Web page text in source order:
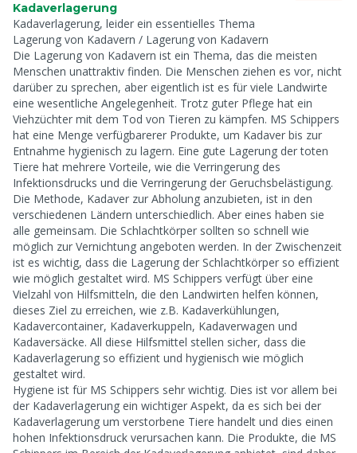
Kadaverlagerung
Kadaverlagerung, leider ein essentielles Thema
Lagerung von Kadavern / Lagerung von Kadavern
Die Lagerung von Kadavern ist ein Thema, das die meisten
Menschen unattraktiv finden. Die Menschen ziehen es vor, nicht
darüber zu sprechen, aber eigentlich ist es für viele Landwirte
eine wesentliche Angelegenheit. Trotz guter Pflege hat ein
Viehzüchter mit dem Tod von Tieren zu kämpfen. MS Schippers
hat eine Menge verfügbarerer Produkte, um Kadaver bis zur
Entnahme hygienisch zu lagern. Eine gute Lagerung der toten
Tiere hat mehrere Vorteile, wie die Verringerung des
Infektionsdrucks und die Verringerung der Geruchsbelästigung.
Die Methode, Kadaver zur Abholung anzubieten, ist in den
verschiedenen Ländern unterschiedlich. Aber eines haben sie
alle gemeinsam. Die Schlachtkörper sollten so schnell wie
möglich zur Vernichtung angeboten werden. In der Zwischenzeit
ist es wichtig, dass die Lagerung der Schlachtkörper so effizient
wie möglich gestaltet wird. MS Schippers verfügt über eine
Vielzahl von Hilfsmitteln, die den Landwirten helfen können,
dieses Ziel zu erreichen, wie z.B. Kadaverkühlungen,
Kadavercontainer, Kadaverkuppeln, Kadaverwagen und
Kadaversäcke. All diese Hilfsmittel stellen sicher, dass die
Kadaverlagerung so effizient und hygienisch wie möglich
gestaltet wird.
Hygiene ist für MS Schippers sehr wichtig. Dies ist vor allem bei
der Kadaverlagerung ein wichtiger Aspekt, da es sich bei der
Kadaverlagerung um verstorbene Tiere handelt und dies einen
hohen Infektionsdruck verursachen kann. Die Produkte, die MS